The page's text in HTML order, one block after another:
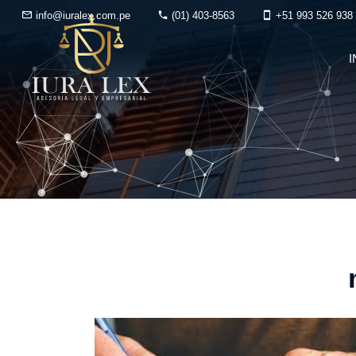
info@iuralex.com.pe (01) 403-8563 +51 993 526 938